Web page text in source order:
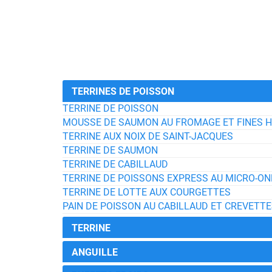
TERRINES DE POISSON
TERRINE DE POISSON
MOUSSE DE SAUMON AU FROMAGE ET FINES
TERRINE AUX NOIX DE SAINT-JACQUES
TERRINE DE SAUMON
TERRINE DE CABILLAUD
TERRINE DE POISSONS EXPRESS AU MICRO-
TERRINE DE LOTTE AUX COURGETTES
PAIN DE POISSON AU CABILLAUD ET
TERRINE
ANGUILLE